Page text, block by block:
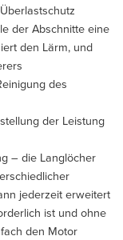
der Abschnitte eine
den Lärm, und
des
der Leistung
– die Langlöcher
jederzeit erweitert
ist und ohne
den Motor